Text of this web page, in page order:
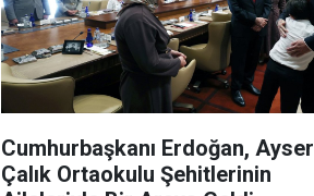
Cumhurbaşkanı Erdoğan, Ayser
Çalık Ortaokulu Şehitlerinin